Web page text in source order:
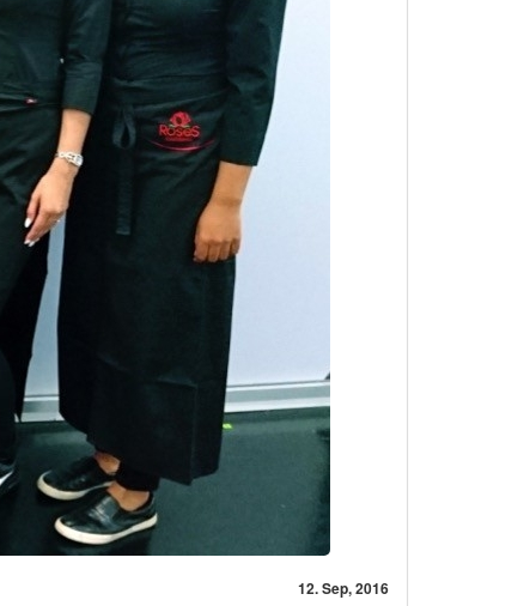
12. Sep, 2016